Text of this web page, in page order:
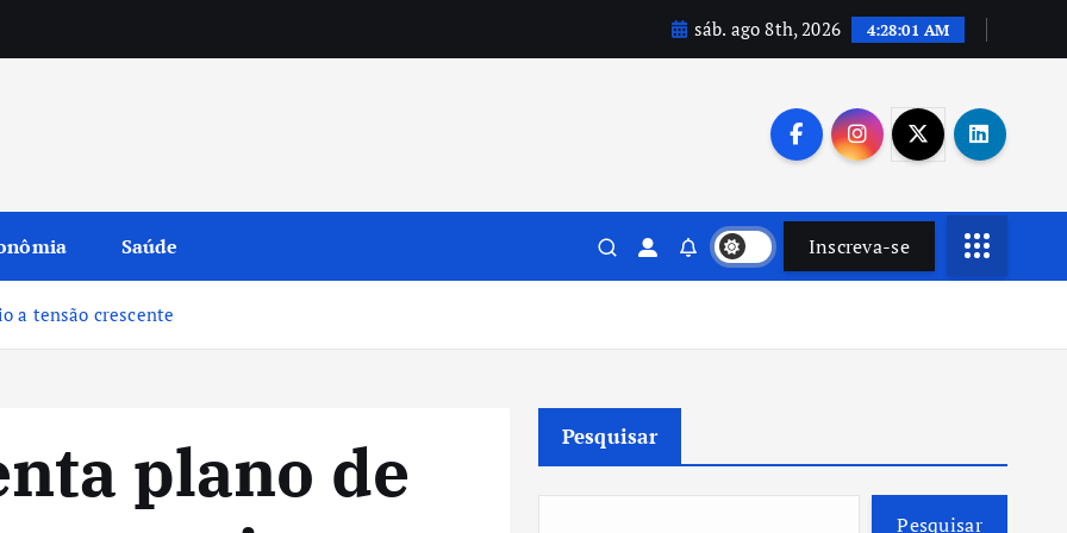
sáb. ago 8th, 2026 4:28:02 AM
Saúde Inscreva-se
a tensão crescente
plano de
Pesquisar
Pesquisar